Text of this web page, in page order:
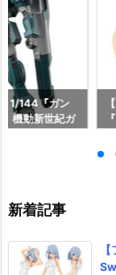
1/144『ガン
機動新世紀ガ
新着記事